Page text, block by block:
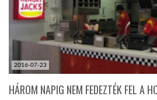
2016-07-23
HÁROM NAPIG NEM FEDEZTÉK FEL A